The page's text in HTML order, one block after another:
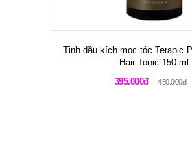
Tinh dầu kích mọc tóc Terapic
Hair Tonic 150 ml
395.000đ
450.000đ